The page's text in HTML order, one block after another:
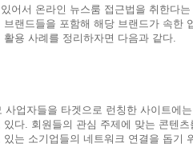
어서 온라인 뉴스룸 접근법을 취한다
랜드들을 포함해 해당 브랜드가 속한
용 사례를 정리하자면 다음과 같다.
사업자들을 타겟으로 런칭한 사이트에
다. 회원들의 관심 주제에 맞는 콘텐
는 소기업들의 네트워크 연결을 돕기